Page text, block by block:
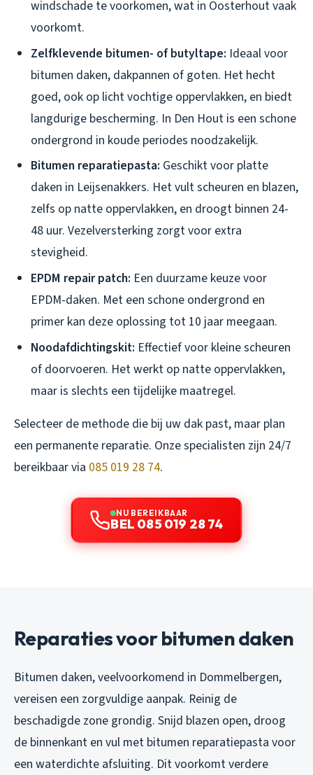
windschade te voorkomen, wat in Oosterhout vaak
voorkomt.
Zelfklevende bitumen- of butyltape: Ideaal voor
bitumen daken, dakpannen of goten. Het hecht
goed, ook op licht vochtige oppervlakken, en biedt
langdurige bescherming. In Den Hout is een schone
ondergrond in koude periodes noodzakelijk.
Bitumen reparatiepasta: Geschikt voor platte
daken in Leijsenakkers. Het vult scheuren en blazen,
zelfs op natte oppervlakken, en droogt binnen 24-
48 uur. Vezelversterking zorgt voor extra
stevigheid.
EPDM repair patch: Een duurzame keuze voor
EPDM-daken. Met een schone ondergrond en
primer kan deze oplossing tot 10 jaar meegaan.
Noodafdichtingskit: Effectief voor kleine scheuren
of doorvoeren. Het werkt op natte oppervlakken,
maar is slechts een tijdelijke maatregel.
Selecteer de methode die bij uw dak past, maar plan
een permanente reparatie. Onze specialisten zijn 24/7
bereikbaar via 085 019 28 74.
NU BEREIKBAAR
BEL 085 019 28 74
Reparaties voor bitumen daken
Bitumen daken, veelvoorkomend in Dommelbergen,
vereisen een zorgvuldige aanpak. Reinig de
beschadigde zone grondig. Snijd blazen open, droog
de binnenkant en vul met bitumen reparatiepasta voor
een waterdichte afsluiting. Dit voorkomt verdere